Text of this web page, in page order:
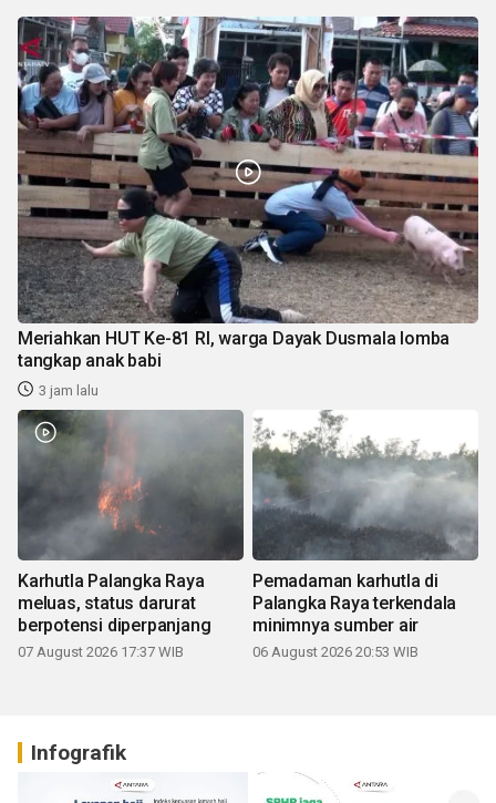
Meriahkan HUT Ke-81 RI, warga Dayak Dusmala lomba
tangkap anak babi
3 jam lalu
Karhutla Palangka Raya
meluas, status darurat
berpotensi diperpanjang
07 August 2026 17:37 WIB
Pemadaman karhutla di
Palangka Raya terkendala
minimnya sumber air
06 August 2026 20:53 WIB
Infografik